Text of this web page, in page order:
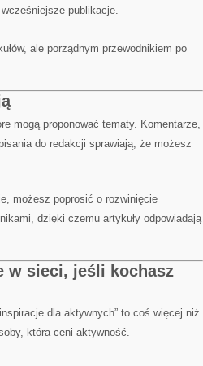
publikacje.
ale porządnym przewodnikiem po
mogą proponować tematy. Komentarze,
do redakcji sprawiają, że możesz
możesz poprosić o rozwinięcie
dzięki czemu artykuły odpowiadają
w sieci, jeśli kochasz
dla aktywnych” to coś więcej niż
która ceni aktywność.